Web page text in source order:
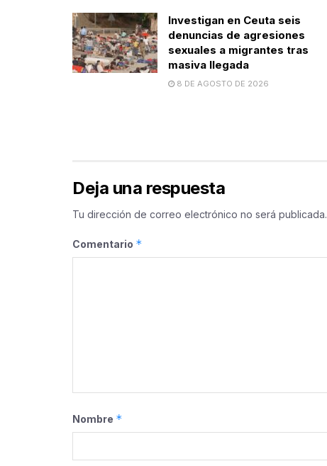
Investigan en Ceuta seis
denuncias de agresiones
sexuales a migrantes tras
masiva llegada
8 DE AGOSTO DE 2026
Deja una respuesta
Tu dirección de correo electrónico no será publicada.
Comentario *
Nombre *